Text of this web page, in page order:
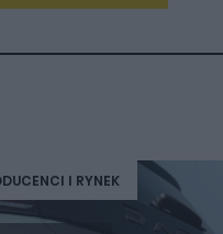
I RYNEK